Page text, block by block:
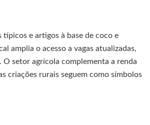
e artigos à base de coco e
amplia o acesso a vagas atualizadas,
setor agrícola complementa a renda
criações rurais seguem como símbolos